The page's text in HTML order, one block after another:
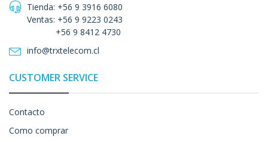
Tienda: +56 9 3916 6080
Ventas: +56 9 9223 0243
+56 9 8412 4730
info@trxtelecom.cl
CUSTOMER SERVICE
Contacto
Como comprar